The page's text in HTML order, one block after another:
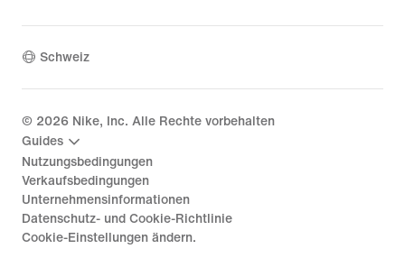
Schweiz
© 2026 Nike, Inc. Alle Rechte vorbehalten
Guides
Nutzungsbedingungen
Verkaufsbedingungen
Unternehmensinformationen
Datenschutz- und Cookie-Richtlinie
Cookie-Einstellungen ändern.